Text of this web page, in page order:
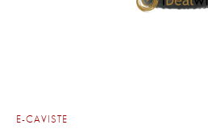
E-CAVISTE